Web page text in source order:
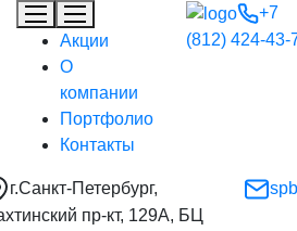
Акции
О
компании
Портфолио
Контакты
+7
(812) 424-43-
г.Санкт-Петербург,
пр-кт, 129А, БЦ